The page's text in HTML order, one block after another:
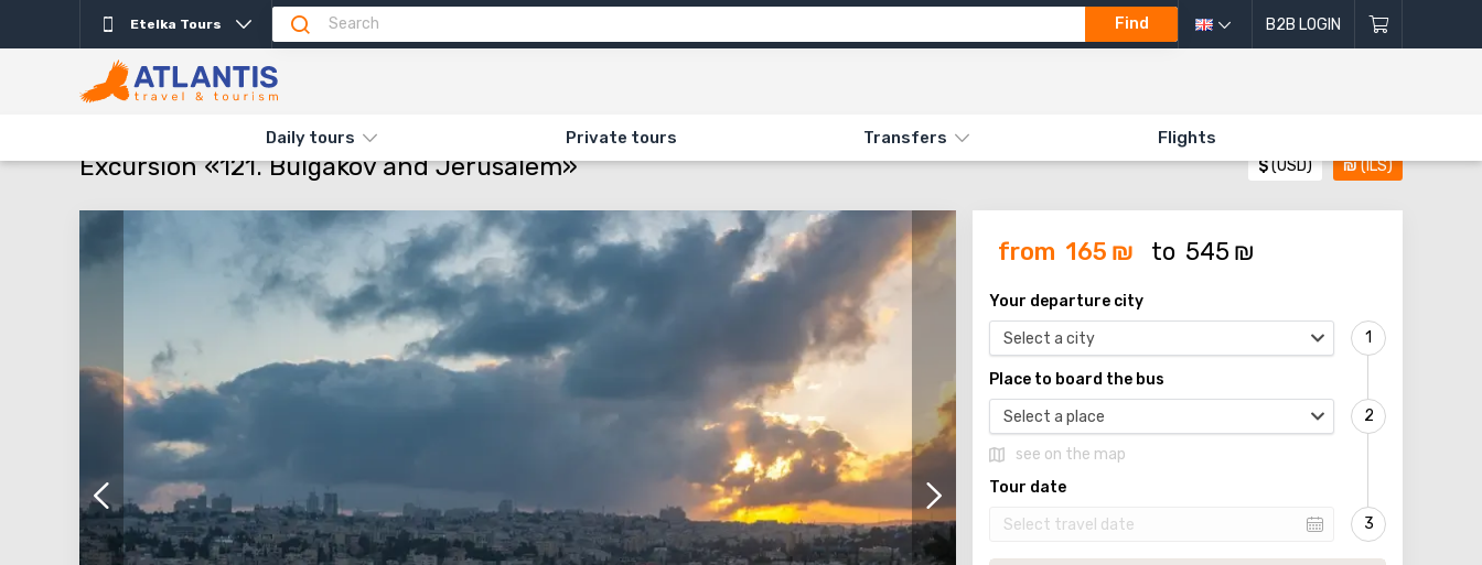
Etelka Tours Find B2B LOGIN
Daily tours Private tours Transfers Flights
TYPES AND DIRECTIONS EXCURSION «121. BULGAKOV AND JERUSALEM»
Excursion «121. Bulgakov and Jerusalem» $(USD) ₪(ILS)
Description Important
from 165 ₪ to 545 ₪
Your departure city
Select a city
Place to board the bus
Select a place
see on the map
Tour date